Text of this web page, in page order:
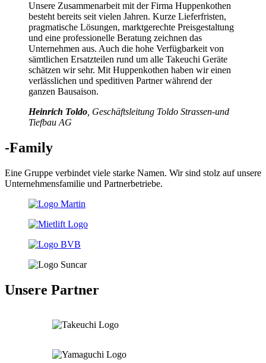
Unsere Zusammenarbeit mit der Firma Huppenkothen
besteht bereits seit vielen Jahren. Kurze Lieferfristen,
pragmatische Lösungen, marktgerechte Preisgestaltung
und eine professionelle Beratung zeichnen das
Unternehmen aus. Auch die hohe Verfügbarkeit von
sämtlichen Ersatzteilen rund um alle Takeuchi Geräte
schätzen wir sehr. Mit Huppenkothen haben wir einen
verlässlichen und speditiven Partner während der
ganzen Bausaison.
Heinrich Toldo , Geschäftsleitung Toldo Strassen-und
Tiefbau AG
-Family
Eine Gruppe verbindet viele starke Namen. Wir sind stolz auf unsere
Unternehmensfamilie und Partnerbetriebe.
Unsere Partner